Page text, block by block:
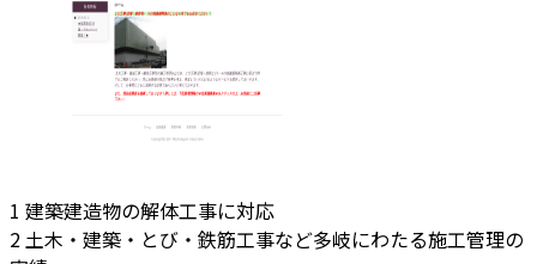
1 建築建造物の解体工事に対応
2 土木・建築・とび・鉄筋工事など多岐にわたる施工管理の